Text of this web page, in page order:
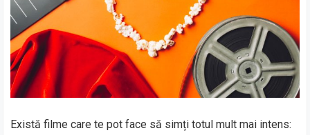
Există filme care te pot face să simți totul mult mai intens: